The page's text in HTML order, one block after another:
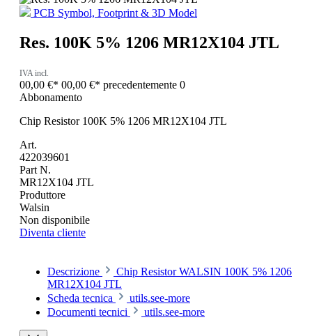
PCB Symbol, Footprint & 3D Model
Res. 100K 5% 1206 MR12X104 JTL
IVA incl.
00,00 €* 00,00 €* precedentemente 0
Abbonamento
Chip Resistor 100K 5% 1206 MR12X104 JTL
Art.
422039601
Part N.
MR12X104 JTL
Produttore
Walsin
Non disponibile
Diventa cliente
Descrizione
Chip Resistor WALSIN 100K 5% 1206
MR12X104 JTL
Scheda tecnica
utils.see-more
Documenti tecnici
utils.see-more